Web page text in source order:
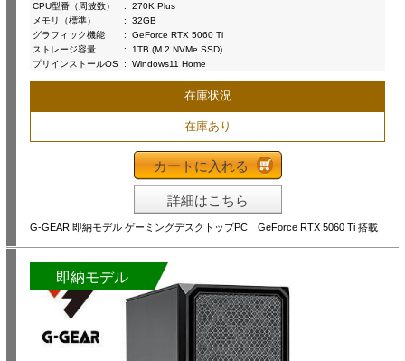
CPU型番（周波数）
:
270K Plus
メモリ（標準）
:
32GB
グラフィック機能
:
GeForce RTX 5060 Ti
ストレージ容量
:
1TB (M.2 NVMe SSD)
プリインストールOS : Windows11 Home
在庫状況
在庫あり
カートに入れる
詳細はこちら
G-GEAR 即納モデル ゲーミングデスクトップPC GeForce RTX 5060 Ti 搭載
即納モデル